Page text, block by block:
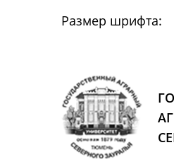
Размер шрифта: